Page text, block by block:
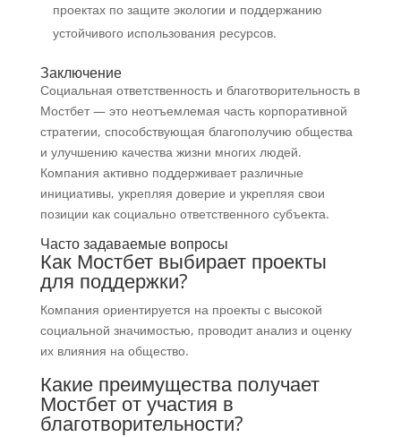
проектах по защите экологии и поддержанию
устойчивого использования ресурсов.
Заключение
Социальная ответственность и благотворительность в
Мостбет — это неотъемлемая часть корпоративной
стратегии, способствующая благополучию общества
и улучшению качества жизни многих людей.
Компания активно поддерживает различные
инициативы, укрепляя доверие и укрепляя свои
позиции как социально ответственного субъекта.
Часто задаваемые вопросы
Как Мостбет выбирает проекты
для поддержки?
Компания ориентируется на проекты с высокой
социальной значимостью, проводит анализ и оценку
их влияния на общество.
Какие преимущества получает
Мостбет от участия в
благотворительности?